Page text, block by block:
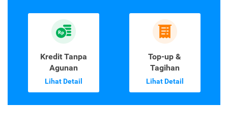
Kredit Tanpa
Agunan
Lihat Detail
Top-up &
Tagihan
Lihat Detail